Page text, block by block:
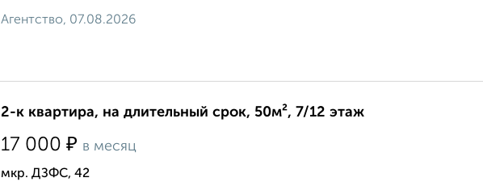
Агентство, 07.08.2026
2-к квартира, на длительный срок, 50м², 7/12 этаж
17 000 ₽ в месяц
мкр. ДЗФС, 42